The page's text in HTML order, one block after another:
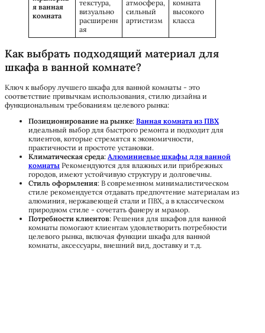
я ванная
комната
текстура,
визуально
расширенн
ая
атмосфера,
сильный
артистизм
комната
высокого
класса
Как выбрать подходящий материал для
шкафа в ванной комнате?
Ключ к выбору лучшего шкафа для ванной комнаты - это
соответствие привычкам использования, стилю дизайна и
функциональным требованиям целевого рынка:
Позиционирование на рынке: Ванная комната из ПВХ
идеальный выбор для быстрого ремонта и подходит для
клиентов, которые стремятся к экономичности,
практичности и простоте установки.
Климатическая среда: Алюминиевые шкафы для ванной
комнаты Рекомендуются для влажных или прибрежных
городов, имеют устойчивую структуру и долговечны.
Стиль оформления: В современном минималистическом
стиле рекомендуется отдавать предпочтение материалам из
алюминия, нержавеющей стали и ПВХ, а в классическом
природном стиле - сочетать фанеру и мрамор.
Потребности клиентов: Решения для шкафов для ванной
комнаты помогают клиентам удовлетворить потребности
целевого рынка, включая функции шкафа для ванной
комнаты, аксессуары, внешний вид, доставку и т.д.